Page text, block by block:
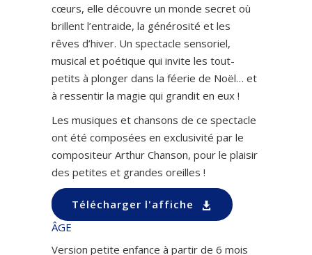
cœurs, elle découvre un monde secret où
brillent l’entraide, la générosité et les
rêves d’hiver. Un spectacle sensoriel,
musical et poétique qui invite les tout-
petits à plonger dans la féerie de Noël… et
à ressentir la magie qui grandit en eux !
Les musiques et chansons de ce spectacle
ont été composées en exclusivité par le
compositeur Arthur Chanson, pour le plaisir
des petites et grandes oreilles !
Télécharger l'affiche
ÂGE
Version petite enfance à partir de 6 mois